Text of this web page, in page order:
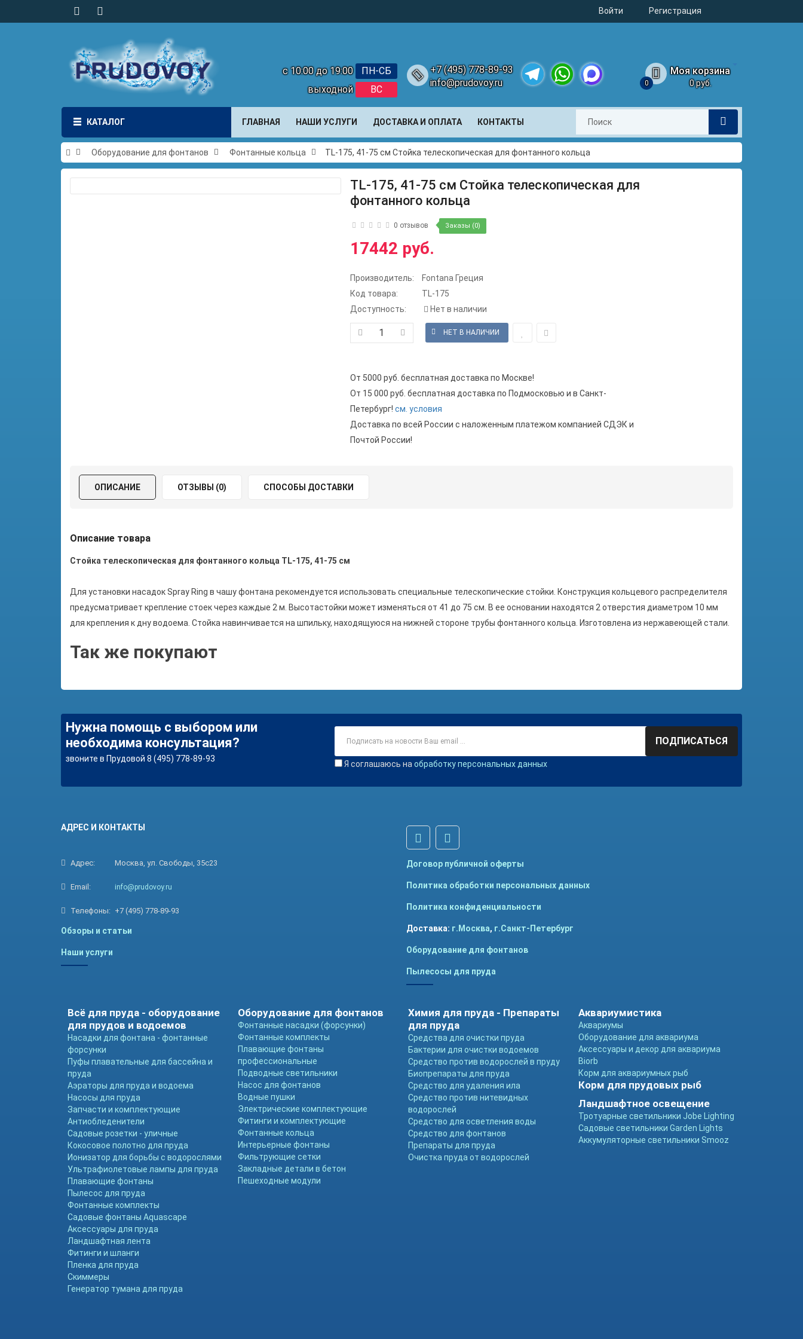
Войти Регистрация
с 10:00 до 19:00
ПН-СБ
выходной
ВС
+7 (495) 778-89-93
info@prudovoy.ru
Моя корзина
0 0 руб.
КАТАЛОГ ГЛАВНАЯ НАШИ УСЛУГИ ДОСТАВКА И ОПЛАТА КОНТАКТЫ
Оборудование для фонтанов Фонтанные кольца TL-175, 41-75 см Стойка телескопическая для фонтанного кольца
TL-175, 41-75 см Стойка телескопическая для
фонтанного кольца
0 отзывов Заказы (0)
17442 руб.
Производитель:
Fontana Греция
Код товара:
TL-175
Доступность:
Нет в наличии
От 5000 руб. бесплатная доставка по Москве!
От 15 000 руб. бесплатная доставка по Подмосковью и в Санкт-
Петербург! см. условия
Доставка по всей России с наложенным платежом компанией СДЭК и
Почтой России!
ОПИСАНИЕ ОТЗЫВЫ (0) СПОСОБЫ ДОСТАВКИ
Описание товара
Стойка телескопическая для фонтанного кольца TL-175, 41-75 см
Для установки насадок Spray Ring в чашу фонтана рекомендуется использовать специальные телескопические стойки. Конструкция кольцевого распределителя
предусматривает крепление стоек через каждые 2 м. Высотастойки может изменяться от 41 до 75 см. В ее основании находятся 2 отверстия диаметром 10 мм
для крепления к дну водоема. Стойка навинчивается на шпильку, находящуюся на нижней стороне трубы фонтанного кольца. Изготовлена из нержавеющей стали.
Так же покупают
Нужна помощь с выбором или
необходима консультация?
звоните в Прудовой 8 (495) 778-89-93
ПОДПИСАТЬСЯ
Я соглашаюсь на обработку персональных данных
АДРЕС И КОНТАКТЫ
Адрес: Москва, ул. Свободы, 35с23
Email: info@prudovoy.ru
Телефоны: +7 (495) 778-89-93
Обзоры и статьи
Наши услуги
Договор публичной оферты
Политика обработки персональных данных
Политика конфиденциальности
Доставка: г.Москва, г.Санкт-Петербург
Оборудование для фонтанов
Пылесосы для пруда
Всё для пруда - оборудование
для прудов и водоемов
Насадки для фонтана - фонтанные
форсунки
Пуфы плавательные для бассейна и
пруда
Аэраторы для пруда и водоема
Насосы для пруда
Запчасти и комплектующие
Антиобледенители
Садовые розетки - уличные
Кокосовое полотно для пруда
Ионизатор для борьбы с водорослями
Ультрафиолетовые лампы для пруда
Плавающие фонтаны
Пылесос для пруда
Фонтанные комплекты
Садовые фонтаны Aquascape
Аксессуары для пруда
Ландшафтная лента
Фитинги и шланги
Пленка для пруда
Скиммеры
Генератор тумана для пруда
Оборудование для фонтанов
Фонтанные насадки (форсунки)
Фонтанные комплекты
Плавающие фонтаны
профессиональные
Подводные светильники
Насос для фонтанов
Водные пушки
Электрические комплектующие
Фитинги и комплектующие
Фонтанные кольца
Интерьерные фонтаны
Фильтрующие сетки
Закладные детали в бетон
Пешеходные модули
Химия для пруда - Препараты
для пруда
Средства для очистки пруда
Бактерии для очистки водоемов
Средство против водорослей в пруду
Биопрепараты для пруда
Средство для удаления ила
Средство против нитевидных
водорослей
Средство для осветления воды
Средство для фонтанов
Препараты для пруда
Очистка пруда от водорослей
Аквариумистика
Аквариумы
Оборудование для аквариума
Аксессуары и декор для аквариума
Biorb
Корм для аквариумных рыб
Корм для прудовых рыб
Ландшафтное освещение
Тротуарные светильники Jobe Lighting
Садовые светильники Garden Lights
Аккумуляторные светильники Smooz